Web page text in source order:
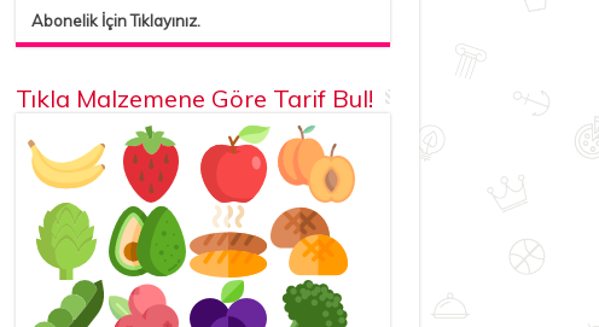
Abonelik İçin Tıklayınız.
Tıkla Malzemene Göre Tarif Bul!